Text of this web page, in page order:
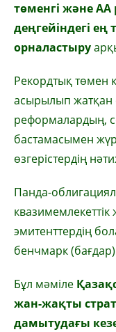
төменгі жәнеAA
деңгейіндегі
орналастыру
Рекордтық төмен
асырылып жатқан
реформалардың,
бастамасымен
өзгерістердің
Панда-
эмитенттердің
бенчмарк (бағдар)
Бұл мәміле
жан-жақты
дамытудағы